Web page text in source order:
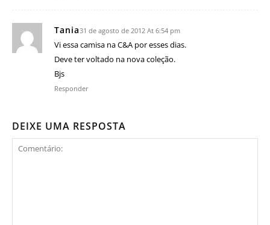
Tania31 de agosto de 2012 At 6:54 pm
Vi essa camisa na C&A por esses dias.
Deve ter voltado na nova coleção.
Bjs
Responder
DEIXE UMA RESPOSTA